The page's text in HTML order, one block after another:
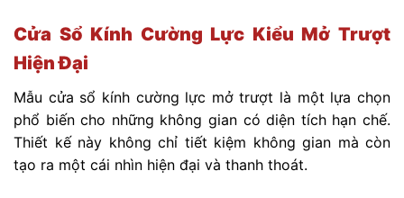
Cửa Sổ Kính Cường Lực Kiểu Mở Trượt
Hiện Đại
Mẫu cửa sổ kính cường lực mở trượt là một lựa chọn
phổ biến cho những không gian có diện tích hạn chế.
Thiết kế này không chỉ tiết kiệm không gian mà còn
tạo ra một cái nhìn hiện đại và thanh thoát.